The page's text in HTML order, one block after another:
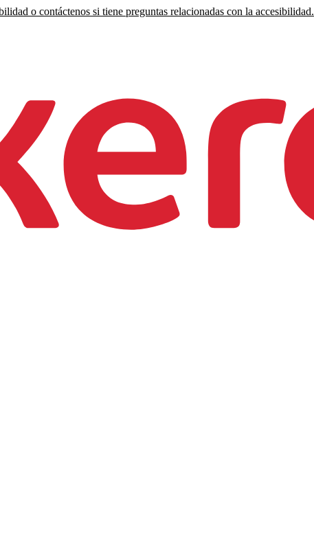
o contáctenos si tiene preguntas relacionadas con la accesibilidad.